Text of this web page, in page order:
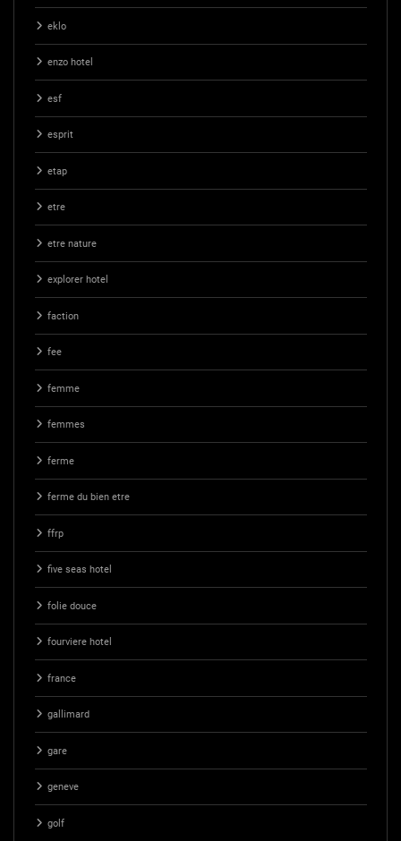
eklo
enzo hotel
esf
esprit
etap
etre
etre nature
explorer hotel
faction
fee
femme
femmes
ferme
ferme du bien etre
ffrp
five seas hotel
folie douce
fourviere hotel
france
gallimard
gare
geneve
golf